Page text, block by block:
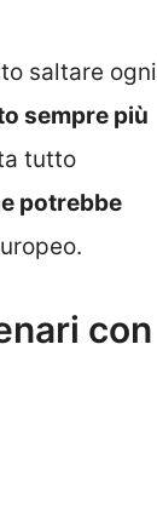
saltare ogni
sempre più
tutto
potrebbe
con